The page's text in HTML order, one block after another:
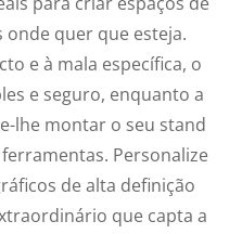
quer que esteja.
e à mala específica, o
e seguro, enquanto a
lhe montar o seu stand
Personalize
de alta definição
que capta a